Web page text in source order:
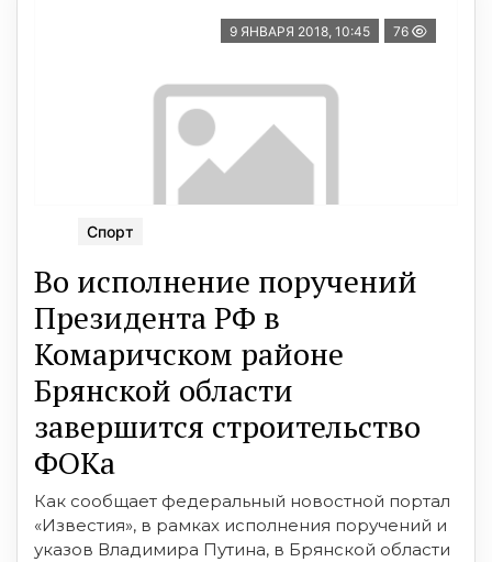
9 ЯНВАРЯ 2018, 10:45 76
Спорт
Во исполнение поручений
Президента РФ в
Комаричском районе
Брянской области
завершится строительство
ФОКа
Как сообщает федеральный новостной портал
«Известия», в рамках исполнения поручений и
указов Владимира Путина, в Брянской области